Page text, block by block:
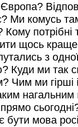
Ми комусь
потрібні
щось краще
з
Куди ми
Чим ми гірші
мова